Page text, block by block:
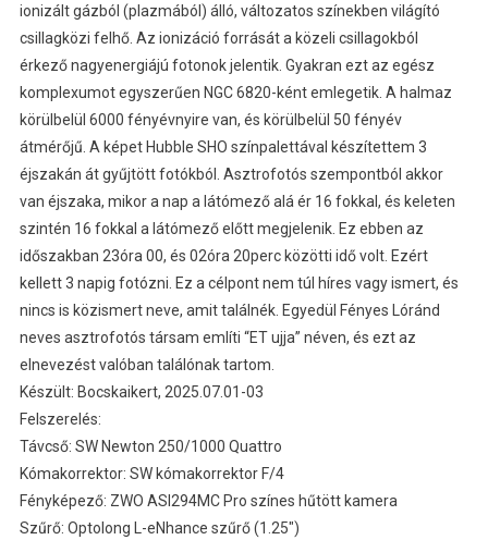
ionizált gázból (plazmából) álló, változatos színekben világító
csillagközi felhő. Az ionizáció forrását a közeli csillagokból
érkező nagyenergiájú fotonok jelentik. Gyakran ezt az egész
komplexumot egyszerűen NGC 6820-ként emlegetik. A halmaz
körülbelül 6000 fényévnyire van, és körülbelül 50 fényév
átmérőjű. A képet Hubble SHO színpalettával készítettem 3
éjszakán át gyűjtött fotókból. Asztrofotós szempontból akkor
van éjszaka, mikor a nap a látómező alá ér 16 fokkal, és keleten
szintén 16 fokkal a látómező előtt megjelenik. Ez ebben az
időszakban 23óra 00, és 02óra 20perc közötti idő volt. Ezért
kellett 3 napig fotózni. Ez a célpont nem túl híres vagy ismert, és
nincs is közismert neve, amit találnék. Egyedül Fényes Lóránd
neves asztrofotós társam említi “ET ujja” néven, és ezt az
elnevezést valóban találónak tartom.
Készült: Bocskaikert, 2025.07.01-03
Felszerelés:
Távcső: SW Newton 250/1000 Quattro
Kómakorrektor: SW kómakorrektor F/4
Fényképező: ZWO ASI294MC Pro színes hűtött kamera
Szűrő: Optolong L-eNhance szűrő (1.25″)